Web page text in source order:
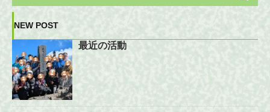
NEW POST
最近の活動